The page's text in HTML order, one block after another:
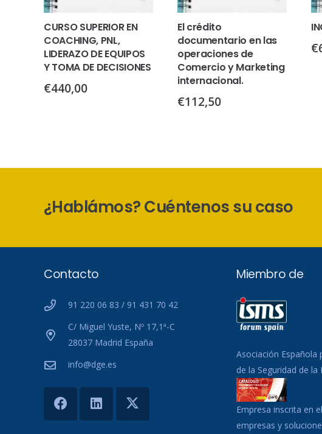
CURSO SUPERIOR EN
COACHING, PNL,
LIDERAZO DE EQUIPOS
Y TOMA DE DECISIONES
€440,00
El crédito
documentario en las
operaciones de
Comercio y Marketing
internacional.
€112,50
€
¿Hablámos? Cuéntenos su caso
Contacto
91 220 06 83 / 91 431 70 42
C/ Miguel Yuste, Nº 17,1ª-C
28037 Madrid España
info@dge.es
Miembro de
Asociación Española
de la Seguridad de
Empresa inscrita en
empresas y